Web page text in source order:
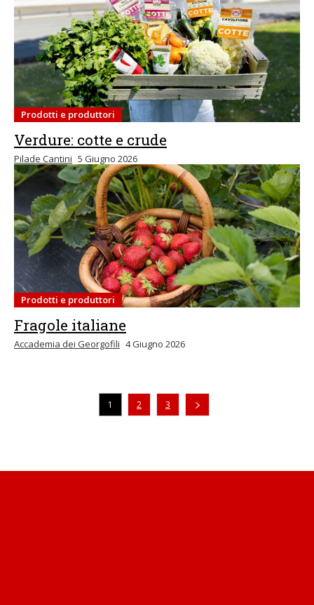
Prodotti e produttori
Verdure: cotte e crude
Pilade Cantini 5 Giugno 2026
Prodotti e produttori
Fragole italiane
Accademia dei Georgofili 4 Giugno 2026
1 2 3